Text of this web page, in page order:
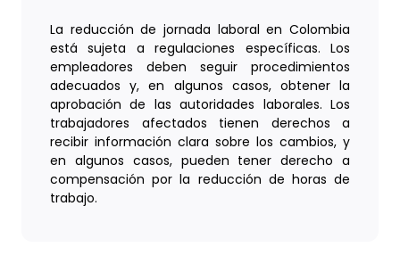
La reducción de jornada laboral en Colombia
está sujeta a regulaciones específicas. Los
empleadores deben seguir procedimientos
adecuados y, en algunos casos, obtener la
aprobación de las autoridades laborales. Los
trabajadores afectados tienen derechos a
recibir información clara sobre los cambios, y
en algunos casos, pueden tener derecho a
compensación por la reducción de horas de
trabajo.